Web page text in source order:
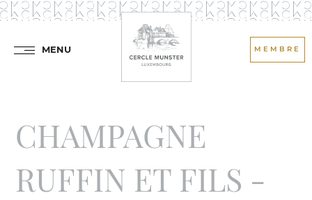
MENU MEMBRE
CHAMPAGNE
RUFFIN ET FILS -